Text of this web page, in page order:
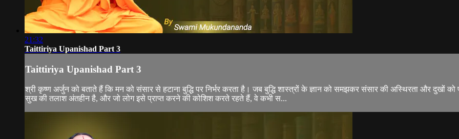
21:32
Taittiriya Upanishad Part 3
Taittiriya Upanishad Part 3
श्री कृष्ण अर्जुन को बताते हैं कि मन को संसार से हटाना बुद्धि पर निर्भर करता है। जब बुद्धि शास्त्रों के ज्ञान को समझकर संसार की अस्थिरता और दुखों
सुख की तलाश अंतहीन है, और जो लोग इसे प्राप्त करने की कोशिश करते रहते हैं, वे कभी स...